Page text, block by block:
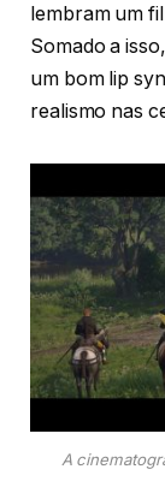
lembram um
Somado a
um bom lip
realismo nas
A